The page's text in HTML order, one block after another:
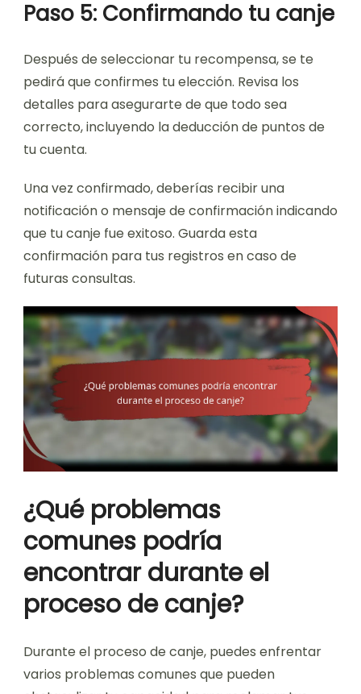
Paso 5: Confirmando tu canje
Después de seleccionar tu recompensa, se te
pedirá que confirmes tu elección. Revisa los
detalles para asegurarte de que todo sea
correcto, incluyendo la deducción de puntos de
tu cuenta.
Una vez confirmado, deberías recibir una
notificación o mensaje de confirmación indicando
que tu canje fue exitoso. Guarda esta
confirmación para tus registros en caso de
futuras consultas.
¿Qué problemas
comunes podría
encontrar durante el
proceso de canje?
Durante el proceso de canje, puedes enfrentar
varios problemas comunes que pueden